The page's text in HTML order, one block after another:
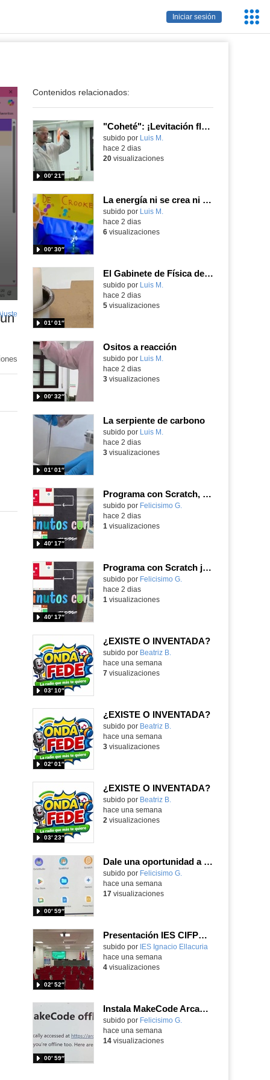
Iniciar sesión
pantalla
Contenidos relacionados:
"Coheté": ¡Levitación flamígera!
Contenido educativo.
subido por Luis M.
00′ 21″
hace 2 dias
20visualizaciones
La energía ni se crea ni se destruye... ¡se experimenta! El Tierno en la Feria Madrid es Ciencia 2026
Contenido educativo.
subido por Luis M.
00′ 30″
hace 2 dias
6visualizaciones
El Gabinete de Física del IES Enrique Tierno Galván de Parla (Curso 25-26)
Contenido educativo.
subido por Luis M.
01′ 01″
hace 2 dias
5visualizaciones
Ositos a reacción
Contenido educativo.
subido por Luis M.
00′ 32″
hace 2 dias
3visualizaciones
La serpiente de carbono
Contenido educativo.
subido por Luis M.
01′ 01″
hace 2 dias
3visualizaciones
Programa con Scratch, 8 diferentes juegos para vivir la emoción de los partidos de España en el mundial 2026
Contenido educativo.
subido por Felicisimo G.
40′ 17″
hace 2 dias
1 visualizaciones
Programa con Scratch juegos con los partidos del mundial 2026 ganados por España
Contenido educativo.
subido por Felicisimo G.
40′ 17″
hace 2 dias
1 visualizaciones
¿EXISTE O INVENTADA?
Contenido educativo.
subido por Beatriz B.
03′ 10″
hace una semana
7visualizaciones
¿EXISTE O INVENTADA?
Contenido educativo.
subido por Beatriz B.
02′ 01″
hace una semana
3visualizaciones
¿EXISTE O INVENTADA?
Contenido educativo.
subido por Beatriz B.
03′ 23″
hace una semana
2 visualizaciones
Dale una oportunidad a los Chromebooks y utiliza un proyector para realizar talleres si no tienes pantallas táctiles
Contenido educativo.
subido por Felicisimo G.
00′ 59″
hace una semana
17visualizaciones
Presentación IES CIFPD Ignacio Ellacuría
Contenido educativo.
subido por IES Ignacio Ellacuria
02′ 52″
hace una semana
4visualizaciones
Instala MakeCode Arcade para trabajar offline en tu tablet, ordenador, Chromebook
Contenido educativo.
subido por Felicisimo G.
00′ 59″
hace una semana
14visualizaciones